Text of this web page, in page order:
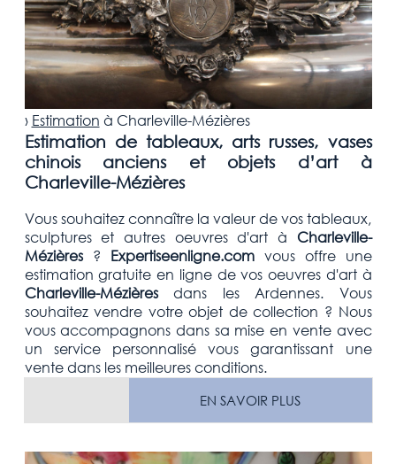
› Estimation à Charleville-Mézières
Estimation de tableaux, arts russes, vases
chinois anciens et objets d’art à
Charleville-Mézières
Vous souhaitez connaître la valeur de vos tableaux,
sculptures et autres oeuvres d'art à Charleville-
Mézières? Expertiseenligne.comvous offre une
estimationgratuite en ligne de vos oeuvres d'art à
Charleville-Mézièresdans les Ardennes. Vous
souhaitez vendre votreobjet de collection ? Nous
vous accompagnons dans sa mise en vente avec
un service personnalisé vous garantissant une
vente dans les meilleures conditions.
EN SAVOIR PLUS